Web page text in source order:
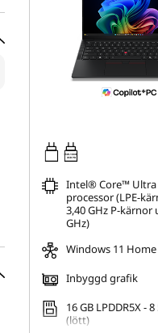
65W-100W
USB PD
Intel® Core™ Ultra
processor (LPE-
3,40 GHz P-kärnor
GHz)
Windows 11 Home
Inbyggd grafik
16 GB LPDDR5X -
(lött)